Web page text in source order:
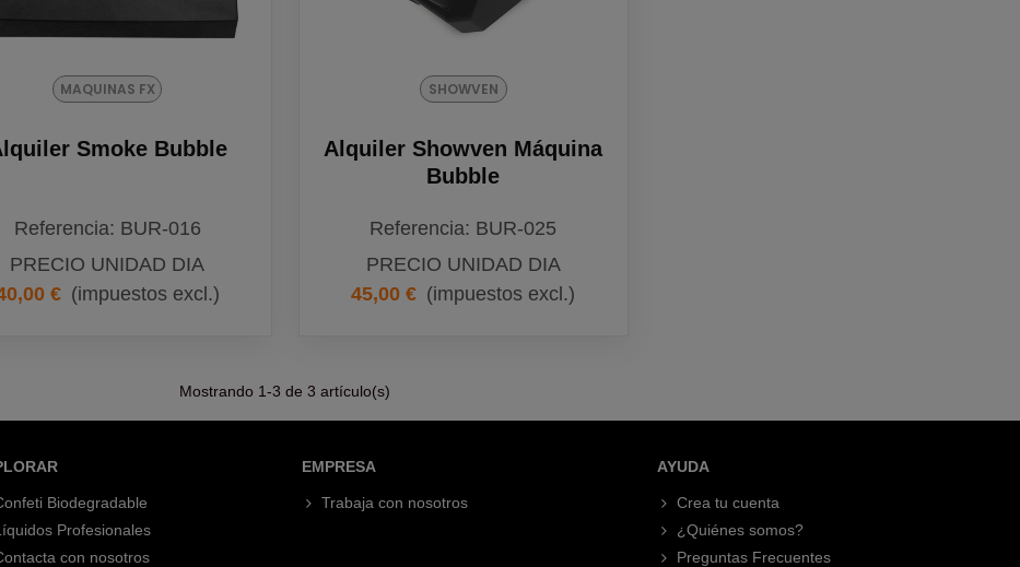
MAQUINAS FX
Smoke Bubble
Referencia: BUR-016
PRECIO UNIDAD DIA
€ (impuestos excl.)
SHOWVEN
Alquiler Showven Máquina
Bubble
Referencia: BUR-025
PRECIO UNIDAD DIA
45,00 € (impuestos excl.)
Mostrando 1-3 de 3 artículo(s)
Biodegradable
Profesionales
con nosotros
EMPRESA
Trabaja con nosotros
AYUDA
Crea tu cuenta
¿Quiénes somos?
Preguntas Frecuentes